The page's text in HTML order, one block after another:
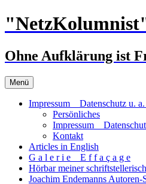
Zum
Inhalt
Ohne Aufklärung ist
Menü
Impressum _ Datenschutz u.
Persönliches
Impressum _
Kontakt
Articles in English
G a l e r i e _ E f f a ç a g e
Hörbar meiner
Joachim Endemanns Autoren-